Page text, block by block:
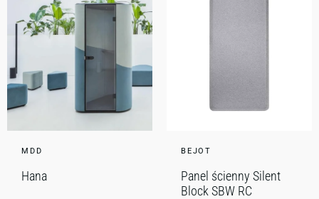
MDD
Hana
BEJOT
Panel ścienny Silent
Block SBW RC